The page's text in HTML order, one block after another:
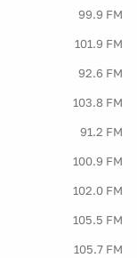
99.9 FM
101.9 FM
92.6 FM
103.8 FM
91.2 FM
100.9 FM
102.0 FM
105.5 FM
105.7 FM